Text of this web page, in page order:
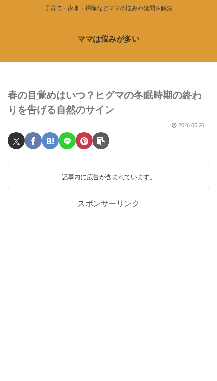
子育て・家事・掃除などママの悩みや疑問を解決
ママは悩みが多い
春の目覚めはいつ？ヒグマの冬眠時期の終わ
りを告げる自然のサイン
2026.05.20
記事内に広告が含まれています。
スポンサーリンク